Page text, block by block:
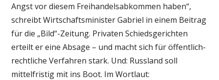
Angst vor diesem Freihandelsabkommen haben“,
schreibt Wirtschaftsminister Gabriel in einem Beitrag
für die „Bild“-Zeitung. Privaten Schiedsgerichten
erteilt er eine Absage – und macht sich für öffentlich-
rechtliche Verfahren stark. Und: Russland soll
mittelfristig mit ins Boot. Im Wortlaut: